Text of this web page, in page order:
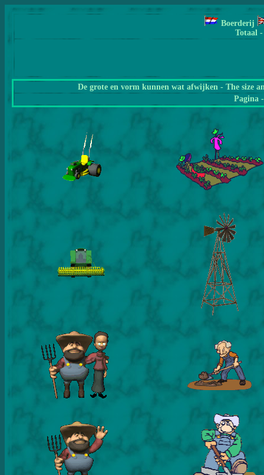
Boerderij
Totaal -
De grote en vorm kunnen wat afwijken - The size
Pagina